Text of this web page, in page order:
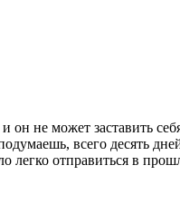
не может заставить
всего десять
отправиться в